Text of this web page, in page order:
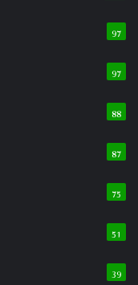
97
97
88
87
75
51
39